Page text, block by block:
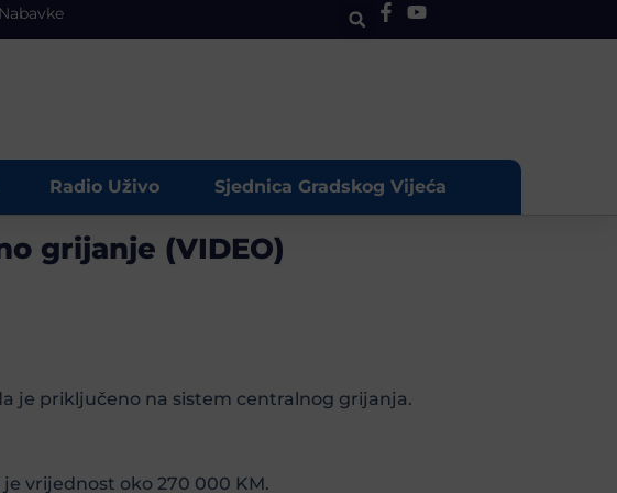
Radio Uživo Sjednica Gradskog Vijeća
grijanje (VIDEO)
je priključeno na sistem centralnog grijanja.
vrijednost oko 270 000 KM.